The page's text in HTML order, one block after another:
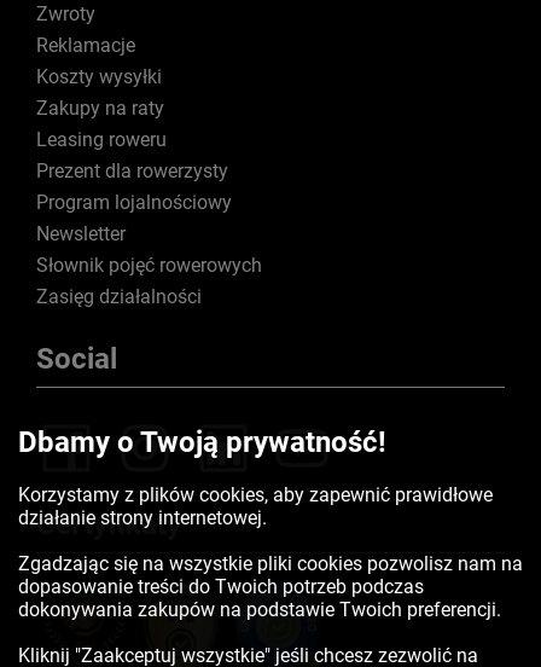
Zwroty
Reklamacje
Koszty wysyłki
Zakupy na raty
Leasing roweru
Prezent dla rowerzysty
Program lojalnościowy
Newsletter
Słownik pojęć rowerowych
Zasięg działalności
Social
Certyfikaty
Dbamy o Twoją prywatność!
Korzystamy z plików cookies, aby zapewnić prawidłowe
działanie strony internetowej.
Zgadzając się na wszystkie pliki cookies pozwolisz nam na
dopasowanie treści do Twoich potrzeb podczas
dokonywania zakupów na podstawie Twoich preferencji.
Kliknij "Zaakceptuj wszystkie" jeśli chcesz zezwolić na